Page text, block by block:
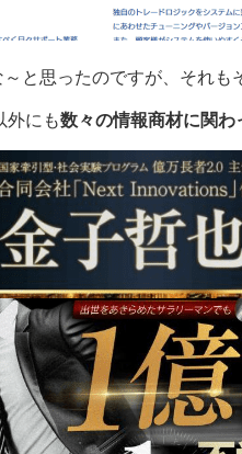
と思ったのですが、それも
外にも数々の情報商材に関わ